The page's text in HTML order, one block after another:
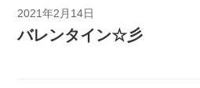
2021年2月14日
バレンタイン☆彡